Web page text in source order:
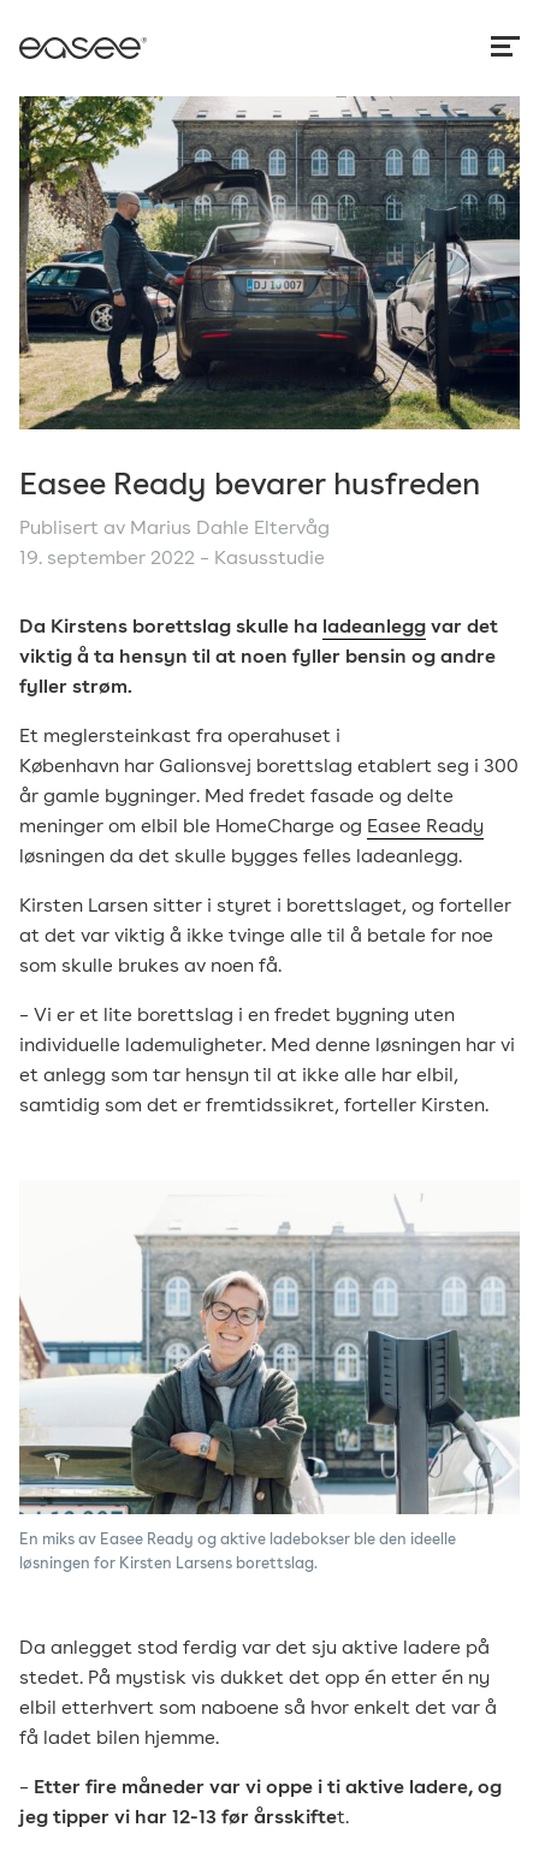
Easee Ready bevarer husfreden
Publisert av Marius Dahle Eltervåg
19. september 2022 – Kasusstudie
Da Kirstens borettslag skulle ha ladeanlegg var det
viktig å ta hensyn til at noen fyller bensin og andre
fyller strøm.
Et meglersteinkast fra operahuset i
København har Galionsvej borettslag etablert seg i 300
år gamle bygninger. Med fredet fasade og delte
meninger om elbil ble HomeCharge og Easee Ready
løsningen da det skulle bygges felles ladeanlegg.
Kirsten Larsen sitter i styret i borettslaget, og forteller
at det var viktig å ikke tvinge alle til å betale for noe
som skulle brukes av noen få.
– Vi er et lite borettslag i en fredet bygning uten
individuelle lademuligheter. Med denne løsningen har vi
et anlegg som tar hensyn til at ikke alle har elbil,
samtidig som det er fremtidssikret, forteller Kirsten.
En miks av Easee Ready og aktive ladebokser ble den ideelle
løsningen for Kirsten Larsens borettslag.
Da anlegget stod ferdig var det sju aktive ladere på
stedet. På mystisk vis dukket det opp én etter én ny
elbil etterhvert som naboene så hvor enkelt det var å
få ladet bilen hjemme.
– Etter fire måneder var vi oppe i ti aktive ladere, og
jeg tipper vi har 12-13 før årsskiftet.